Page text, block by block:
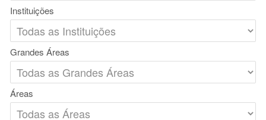
Instituições
Grandes Áreas
Áreas